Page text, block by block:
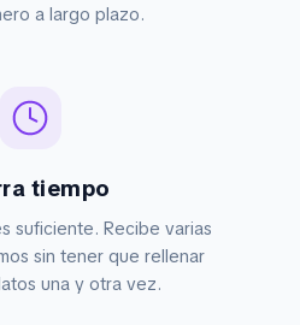
a largo plazo.
tiempo
suficiente. Recibe varias
sin tener que rellenar
una y otra vez.